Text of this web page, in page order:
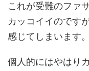
これが受難のファ
カッコイイのです
感じてしまいます。
個人的にはやはり